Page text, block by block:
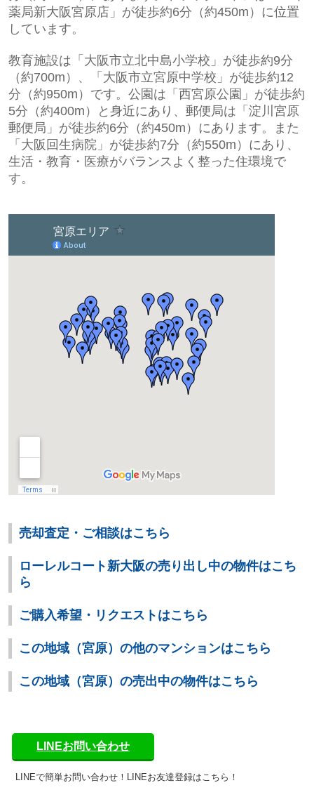
薬局新大阪宮原店」が徒歩約6分（約450m）に位置
しています。
教育施設は「大阪市立北中島小学校」が徒歩約9分
（約700m）、「大阪市立宮原中学校」が徒歩約12
分（約950m）です。公園は「西宮原公園」が徒歩約
5分（約400m）と身近にあり、郵便局は「淀川宮原
郵便局」が徒歩約6分（約450m）にあります。また
「大阪回生病院」が徒歩約7分（約550m）にあり、
生活・教育・医療がバランスよく整った住環境で
す。
売却査定・ご相談はこちら
ローレルコート新大阪の売り出し中の物件はこち
ら
ご購入希望・リクエストはこちら
この地域（宮原）の他のマンションはこちら
この地域（宮原）の売出中の物件はこちら
LINEお問い合わせ
LINEで簡単お問い合わせ！ LINEお友達登録はこちら！